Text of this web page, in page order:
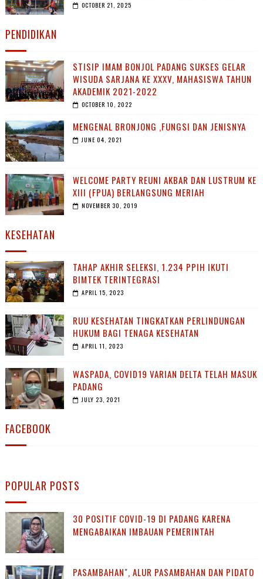
OCTOBER 21, 2025
PENDIDIKAN
STISIP IMAM BONJOL PADANG SUKSES GELAR
WISUDA SARJANA KE XXXV, MAHASISWA TAHUN
AKADEMIK 2021-2022
OCTOBER 10, 2022
MENGENAL BRONJONG ,FUNGSI DAN JENISNYA
JUNE 04, 2021
WELCOME PARTY REUNI AKBAR DAN LUSTRUM KE
XIII (FPUA) BERLANGSUNG MERIAH
NOVEMBER 30, 2019
KESEHATAN
TAHAP AKHIR SELEKSI, 1.234 PPIH IKUTI
BIMTEK TERINTEGRASI
APRIL 15, 2023
RUU KESEHATAN TINGKATKAN PERLINDUNGAN
HUKUM BAGI TENAGA KESEHATAN
APRIL 11, 2023
WASPADA, COVID19 VARIAN DELTA TELAH MASUK
PADANG
JULY 23, 2021
FACEBOOK
POPULAR POSTS
30 POSITIF COVID-19 DI PADANG KARENA
MENGABAIKAN IMBAUAN PEMERINTAH
PASAMBAHAN", ALUR PASAMBAHAN DAN PIDATO